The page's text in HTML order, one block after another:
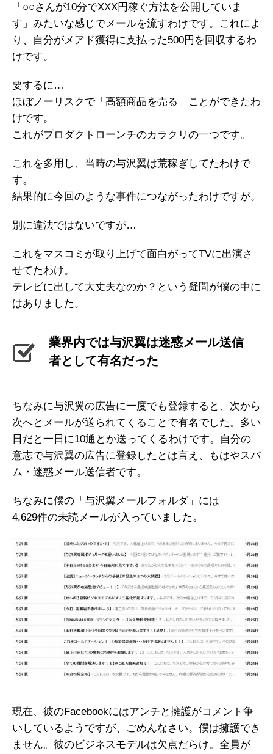
「○○さんが10分でXXX円稼ぐ方法を公開していま
す」みたいな感じでメールを流すわけです。これによ
り、自分がメアド獲得に支払った500円を回収するわ
けです。
要するに…
ほぼノーリスクで「高額商品を売る」ことができたわ
けです。
これがプロダクトローンチのカラクリの一つです。
これを多用し、当時の与沢翼は荒稼ぎしてたわけで
す。
結果的に今回のような事件につながったわけですが。
別に違法ではないですが…
これをマスコミが取り上げて面白がってTVに出演さ
せてたわけ。
テレビに出して大丈夫なのか？という疑問が僕の中に
はありました。
業界内では与沢翼は迷惑メール送信
者として有名だった
ちなみに与沢翼の広告に一度でも登録すると、次から
次へとメールが送られてくることで有名でした。多い
日だと一日に10通とか送ってくるわけです。自分の
意志で与沢翼の広告に登録したとは言え、もはやスパ
ム・迷惑メール送信者です。
ちなみに僕の「与沢翼メールフォルダ」には
4,629件の未読メールが入っていました。
現在、彼のFacebookにはアンチと擁護がコメント争
いしているようですが、ごめんなさい。僕は擁護でき
ません。彼のビジネスモデルは欠点だらけ。全員が